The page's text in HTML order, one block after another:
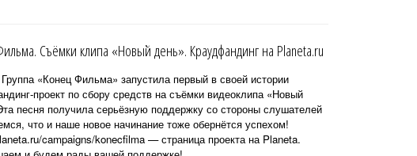
Съёмки клипа «Новый день». Краудфандинг на Planeta.ru
«Конец Фильма» запустила первый в своей истории
проект по сбору средств на съёмки видеоклипа «Новый
песня получила серьёзную поддержку со стороны слушателей
что и наше новое начинание тоже обернётся успехом!
campaigns/konecfilma — страница проекта на Planeta.